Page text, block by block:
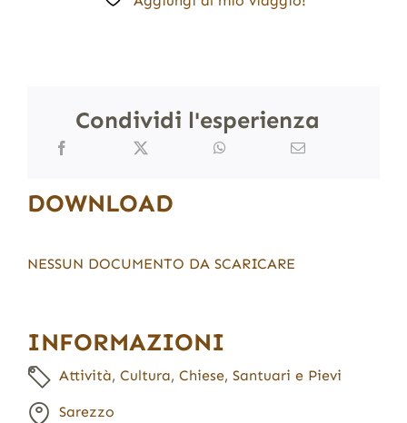
Condividi l'esperienza
DOWNLOAD
NESSUN DOCUMENTO DA SCARICARE
INFORMAZIONI
Attività, Cultura, Chiese, Santuari e Pievi
Sarezzo